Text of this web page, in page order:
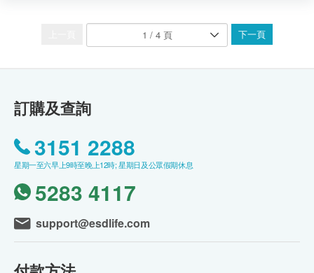
下一頁
訂購及查詢
3151 2288
星期一至六早上9時至晚上12時; 星期日及公眾假期休息
5283 4117
support@esdlife.com